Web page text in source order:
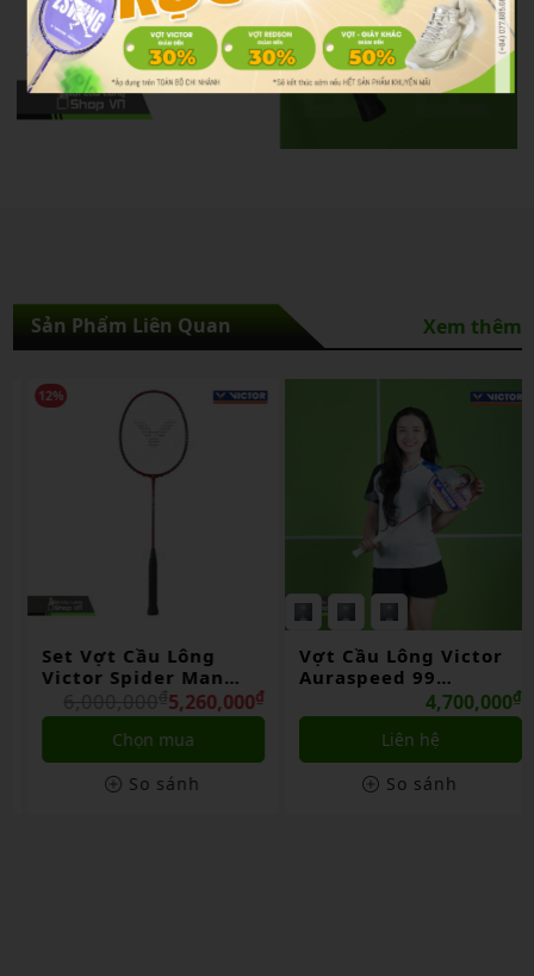
Sản Phẩm Liên Quan Xem thêm
12%
Set Vợt Cầu Lông
Victor Spider Man
Limited
5,260,000₫
6,000,000
Chọn mua
So sánh
Vợt Cầu Lông Victor
Auraspeed 99
4,700,000₫
Liên hệ
So sánh